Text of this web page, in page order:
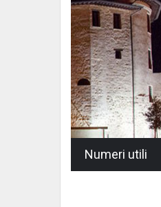
Numeri utili